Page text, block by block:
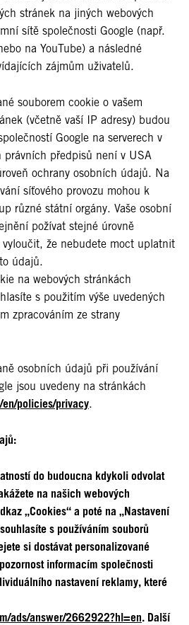
stránek na jiných webových
sítě společnosti Google (např.
na YouTube) a následné
zájmům uživatelů.
souborem cookie o vašem
(včetně vaší IP adresy) budou
Google na serverech v
právních předpisů není v USA
ochrany osobních údajů. Na
síťového provozu mohou k
různé státní orgány. Vaše osobní
požívat stejné úrovně
že nebudete moct uplatnit
údajů.
na webových stránkách
s použitím výše uvedených
zpracováním ze strany
osobních údajů při používání
jsou uvedeny na stránkách
policies/privacy.
do budoucna kdykoli odvolat
na našich webových
„Cookies“ a poté na „Nastavení
s používáním souborů
si dostávat personalizované
informacím společnosti
nastavení reklamy, které
ads/answer/2662922?hl=en. Další